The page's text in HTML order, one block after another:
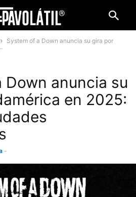
System of a Down anuncia su gira por
Down anuncia su
en 2025:
-